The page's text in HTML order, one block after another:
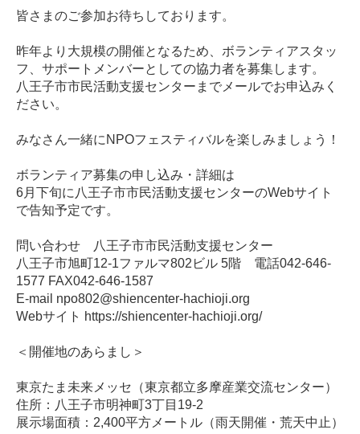
皆さまのご参加お待ちしております。
昨年より大規模の開催となるため、ボランティアスタッ
フ、サポートメンバーとしての協力者を募集します。
八王子市市民活動支援センターまでメールでお申込みく
ださい。
みなさん一緒にNPOフェスティバルを楽しみましょう！
ボランティア募集の申し込み・詳細は
6月下旬に八王子市市民活動支援センターのWebサイト
で告知予定です。
問い合わせ 八王子市市民活動支援センター
八王子市旭町12-1ファルマ802ビル 5階 電話042-646-
1577 FAX042-646-1587
E-mail npo802@shiencenter-hachioji.org
Webサイト https://shiencenter-hachioji.org/
＜開催地のあらまし＞
東京たま未来メッセ（東京都立多摩産業交流センター）
住所：八王子市明神町3丁目19-2
展示場面積：2,400平方メートル（雨天開催・荒天中止）